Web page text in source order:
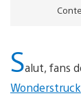
Salut, fans
Wonderstruck